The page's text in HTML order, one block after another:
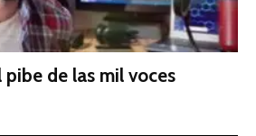
de las mil voces